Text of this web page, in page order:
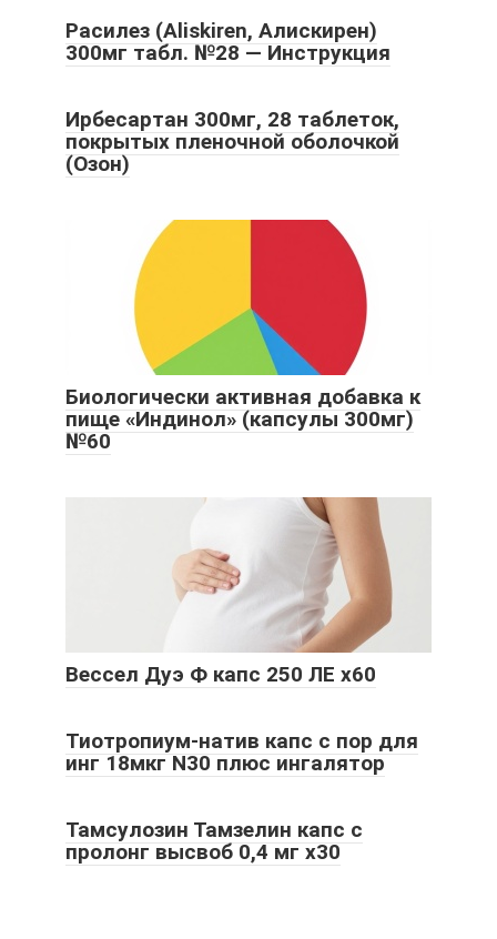
Расилез (Aliskiren, Алискирен)
300мг табл. №28 — Инструкция
Ирбесартан 300мг, 28 таблеток,
покрытых пленочной оболочкой
(Озон)
Биологически активная добавка к
пище «Индинол» (капсулы 300мг)
№60
Вессел Дуэ Ф капс 250 ЛЕ x60
Тиотропиум-натив капс с пор для
инг 18мкг N30 плюс ингалятор
Тамсулозин Тамзелин капс с
пролонг высвоб 0,4 мг x30